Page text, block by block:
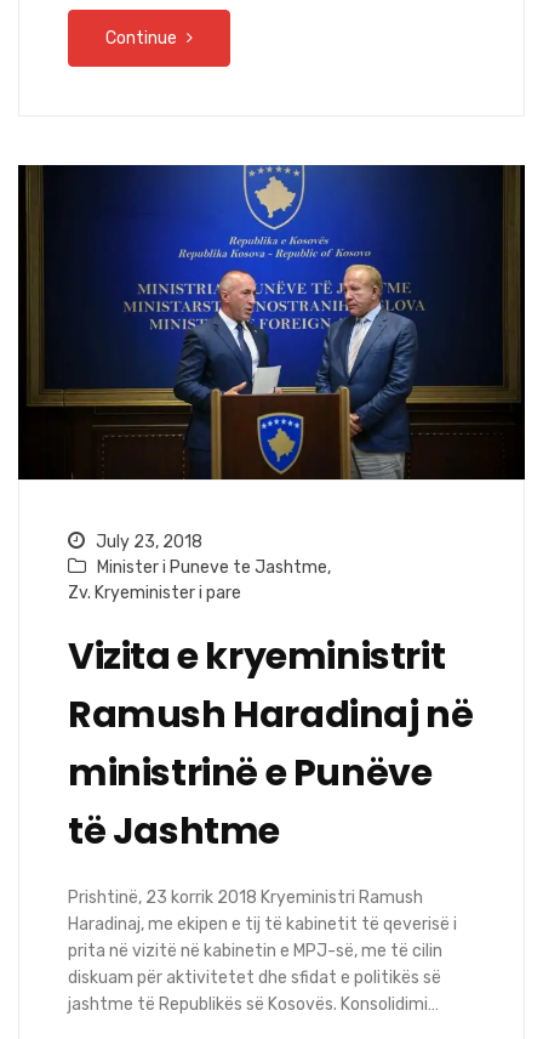
Continue
July 23, 2018
Minister i Puneve te Jashtme,
Zv. Kryeminister i pare
Vizita e kryeministrit
Ramush Haradinaj në
ministrinë e Punëve
të Jashtme
Prishtinë, 23 korrik 2018 Kryeministri Ramush
Haradinaj, me ekipen e tij të kabinetit të qeverisë i
prita në vizitë në kabinetin e MPJ-së, me të cilin
diskuam për aktivitetet dhe sfidat e politikës së
jashtme të Republikës së Kosovës. Konsolidimi…